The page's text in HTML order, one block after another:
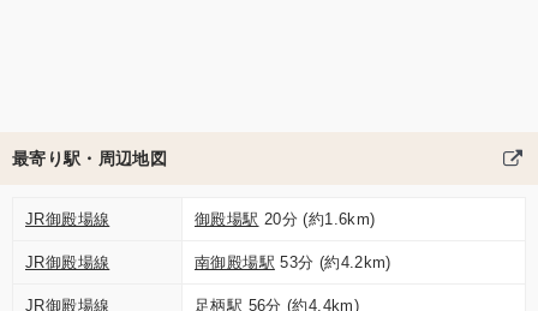
最寄り駅・周辺地図
JR御殿場線 御殿場駅 20分 (約1.6km)
JR御殿場線 南御殿場駅 53分 (約4.2km)
JR御殿場線 足柄駅 56分 (約4.4km)